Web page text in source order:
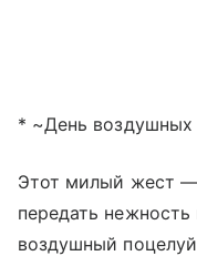
* ~День воздушных
Этот милый жест —
передать
воздушный